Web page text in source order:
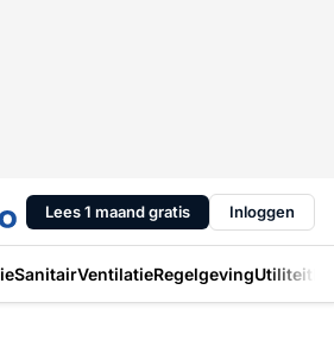
Lees 1 maand gratis Inloggen
SanitairVentilatieRegelgevingUtiliteit